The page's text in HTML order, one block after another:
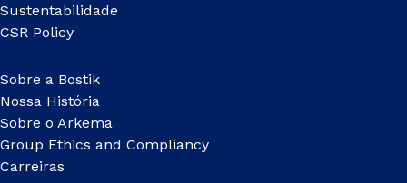
Sustentabilidade
CSR Policy
Sobre a Bostik
Nossa História
Sobre o Arkema
Group Ethics and Compliancy
Carreiras